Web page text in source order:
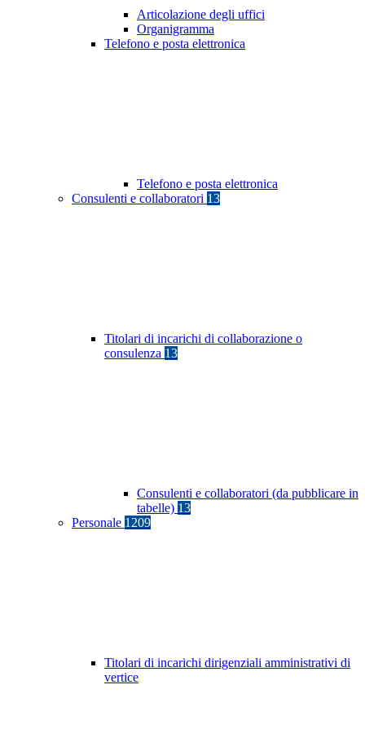
Articolazione degli uffici
Organigramma
Telefono e posta elettronica
Telefono e posta elettronica
Consulenti e collaboratori 13
Titolari di incarichi di collaborazione o
consulenza 13
Consulenti e collaboratori (da pubblicare in
tabelle) 13
Personale 1209
Titolari di incarichi dirigenziali amministrativi di
vertice